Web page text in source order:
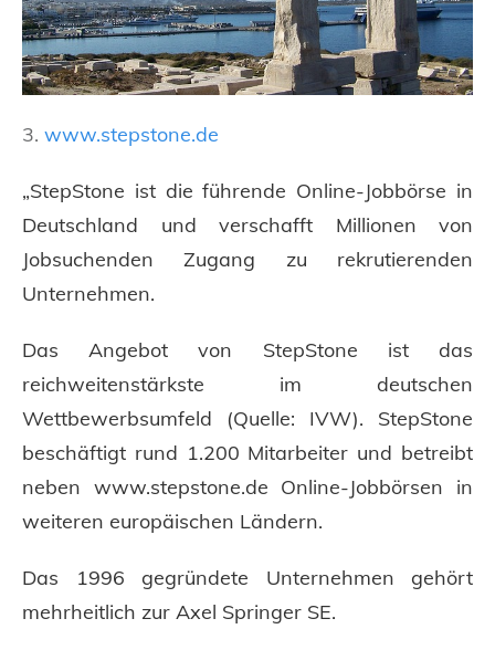
3. www.stepstone.de
„StepStone ist die führende Online-Jobbörse in
Deutschland und verschafft Millionen von
Jobsuchenden Zugang zu rekrutierenden
Unternehmen.
Das Angebot von StepStone ist das
reichweitenstärkste im deutschen
Wettbewerbsumfeld (Quelle: IVW). StepStone
beschäftigt rund 1.200 Mitarbeiter und betreibt
neben www.stepstone.de Online-Jobbörsen in
weiteren europäischen Ländern.
Das 1996 gegründete Unternehmen gehört
mehrheitlich zur Axel Springer SE.